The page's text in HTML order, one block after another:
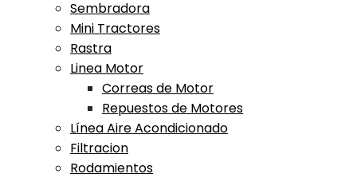
Sembradora
Mini Tractores
Rastra
Linea Motor
Correas de Motor
Repuestos de Motores
Línea Aire Acondicionado
Filtracion
Rodamientos